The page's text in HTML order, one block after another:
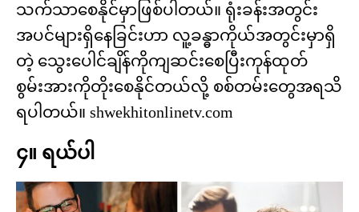
သက်သာစေနိုင်မှာဖြစ်ပါတယ်။ ရုံးခန်းအတွင်း
အပင်များရှိနေခြင်းဟာ လူ့ခန္ဓာကိုယ်အတွင်းမှာရှိ
တဲ့ သွေးပေါင်ချိန်ကိုကျဆင်းစေပြီးကုန်ထုတ်
စွမ်းအားကိုတိုးစေနိုင်တယ်လို့ စစ်တမ်းတွေအရသိ
ရပါတယ်။ shwekhitonlinetv.com
၄။ ရယ်ပါ